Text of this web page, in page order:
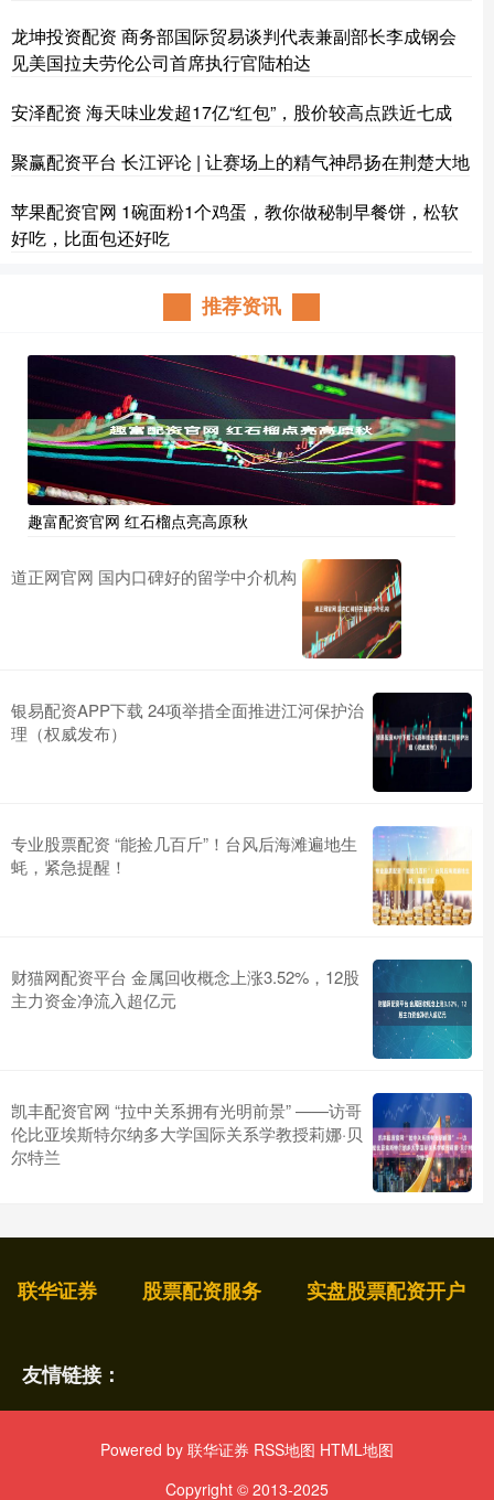
龙坤投资配资 商务部国际贸易谈判代表兼副部长李成钢会
见美国拉夫劳伦公司首席执行官陆柏达
安泽配资 海天味业发超17亿“红包”，股价较高点跌近七成
聚赢配资平台 长江评论 | 让赛场上的精气神昂扬在荆楚大地
苹果配资官网 1碗面粉1个鸡蛋，教你做秘制早餐饼，松软
好吃，比面包还好吃
推荐资讯
趣富配资官网 红石榴点亮高原秋
道正网官网 国内口碑好的留学中介机构
银易配资APP下载 24项举措全面推进江河保护治
理（权威发布）
专业股票配资 “能捡几百斤”！台风后海滩遍地生
蚝，紧急提醒！
财猫网配资平台 金属回收概念上涨3.52%，12股
主力资金净流入超亿元
凯丰配资官网 “拉中关系拥有光明前景” ——访哥
伦比亚埃斯特尔纳多大学国际关系学教授莉娜·贝
尔特兰
联华证券 股票配资服务 实盘股票配资开户
友情链接：
Powered by 联华证券 RSS地图 HTML地图
Copyright © 2013-2025